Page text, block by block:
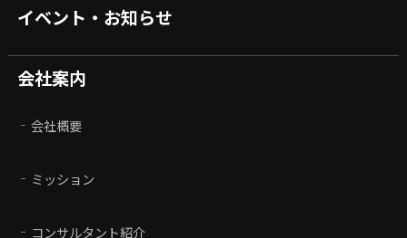
イベント・お知らせ
会社案内
会社概要
ミッション
コンサルタント紹介